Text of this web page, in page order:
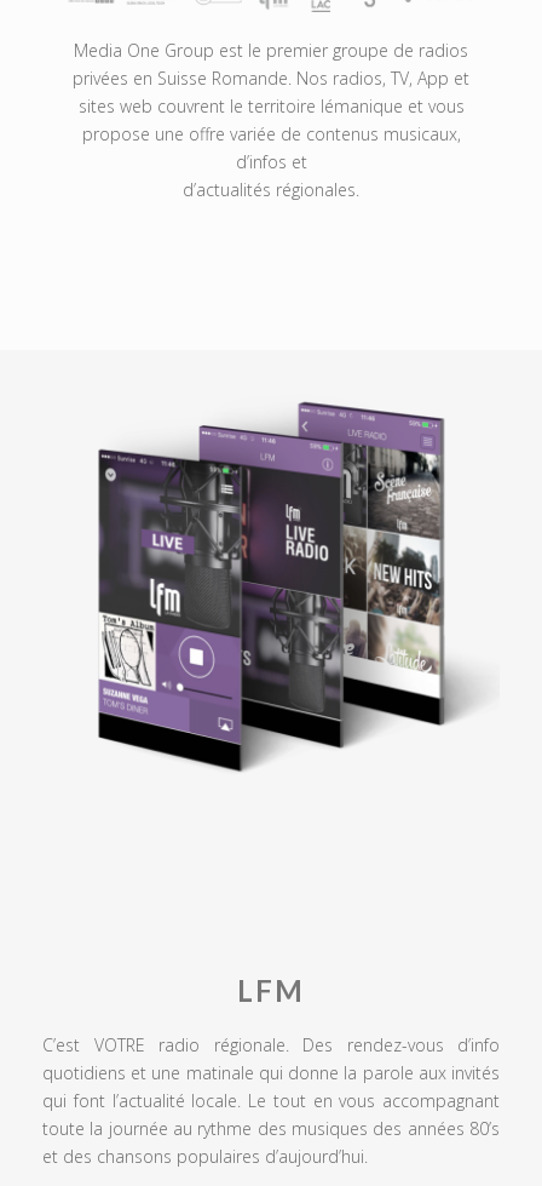
Media One Group est le premier groupe de radios
privées en Suisse Romande. Nos radios, TV, App et
sites web couvrent le territoire lémanique et vous
propose une offre variée de contenus musicaux,
d’infos et
d’actualités régionales.
LFM
C’est VOTRE radio régionale. Des rendez-vous d’info
quotidiens et une matinale qui donne la parole aux invités
qui font l’actualité locale. Le tout en vous accompagnant
toute la journée au rythme des musiques des années 80’s
et des chansons populaires d’aujourd’hui.